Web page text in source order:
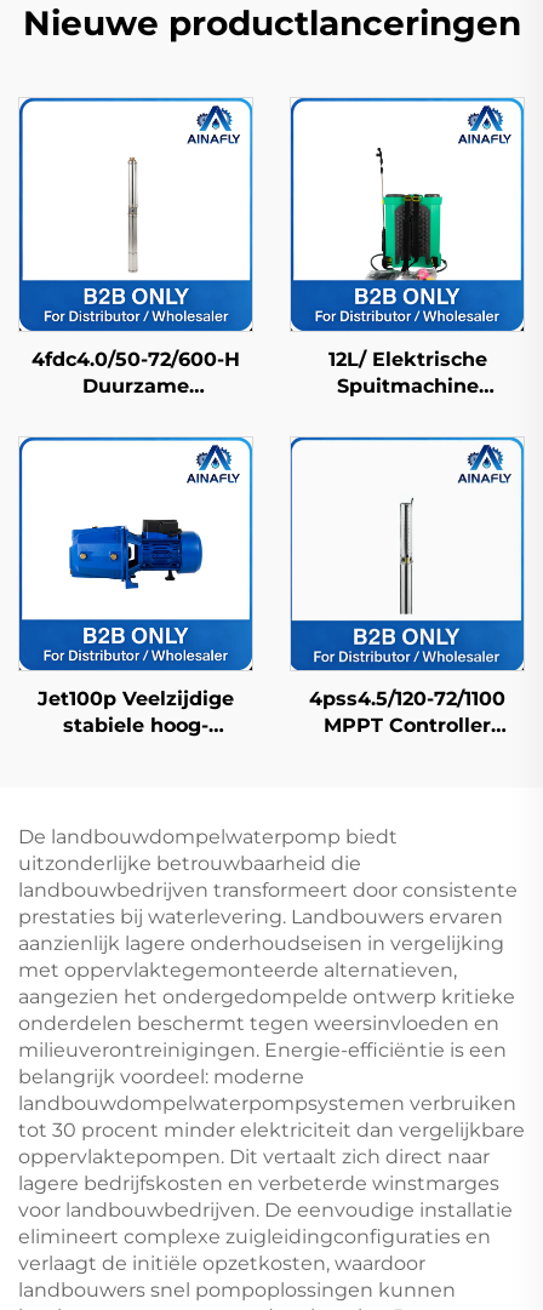
Nieuwe productlanceringen
4fdc4.0/50-72/600-H
Duurzame
Zonnedieppomp
Lange Levensduur &
12L/ Elektrische
Spuitmachine
Boerderijspuitmachine
Pesticidenspuitmachine
Hogedrukbekende
Jet100p Veelzijdige
stabiele hoog-
waterpomp
4pss4.5/120-72/1100
MPPT Controller
Waterlevering
De landbouwdompelwaterpomp biedt
uitzonderlijke betrouwbaarheid die
landbouwbedrijven transformeert door consistente
prestaties bij waterlevering. Landbouwers ervaren
aanzienlijk lagere onderhoudseisen in vergelijking
met oppervlaktegemonteerde alternatieven,
aangezien het ondergedompelde ontwerp kritieke
onderdelen beschermt tegen weersinvloeden en
milieuverontreinigingen. Energie-efficiëntie is een
belangrijk voordeel: moderne
landbouwdompelwaterpompsystemen verbruiken
tot 30 procent minder elektriciteit dan vergelijkbare
oppervlaktepompen. Dit vertaalt zich direct naar
lagere bedrijfskosten en verbeterde winstmarges
voor landbouwbedrijven. De eenvoudige installatie
elimineert complexe zuigleidingconfiguraties en
verlaagt de initiële opzetkosten, waardoor
landbouwers snel pompoplossingen kunnen